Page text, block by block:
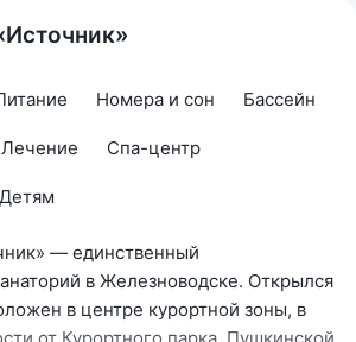
Номера и сон Бассейн
Лечение Спа-центр
Детям
— единственный
в Железноводске. Открылся
в центре курортной зоны, в
от Курортного парка, Пушкинской